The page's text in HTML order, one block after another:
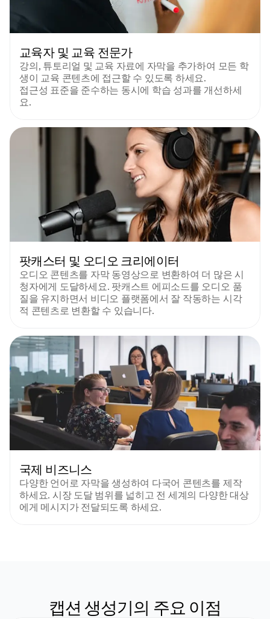
교육자 및 교육 전문가
강의, 튜토리얼 및 교육 자료에 자막을 추가하여 모든 학
생이 교육 콘텐츠에 접근할 수 있도록 하세요.
접근성 표준을 준수하는 동시에 학습 성과를 개선하세
요.
팟캐스터 및 오디오 크리에이터
오디오 콘텐츠를 자막 동영상으로 변환하여 더 많은 시
청자에게 도달하세요. 팟캐스트 에피소드를 오디오 품
질을 유지하면서 비디오 플랫폼에서 잘 작동하는 시각
적 콘텐츠로 변환할 수 있습니다.
국제 비즈니스
다양한 언어로 자막을 생성하여 다국어 콘텐츠를 제작
하세요. 시장 도달 범위를 넓히고 전 세계의 다양한 대상
에게 메시지가 전달되도록 하세요.
캡션 생성기의 주요 이점